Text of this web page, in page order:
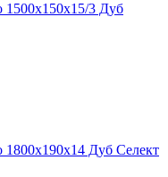
1500х150х15/3 Дуб
1800х190х14 Дуб Селект